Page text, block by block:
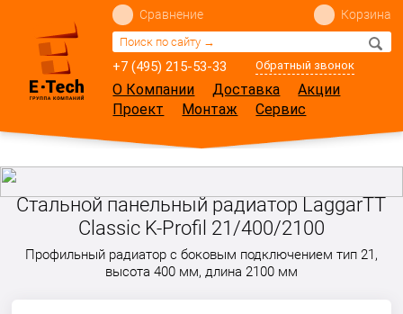
+7 (495) 215-53-33 Обратный звонок
Сравнение Корзина
О Компании Доставка
Акции
Проект
Монтаж Сервис
Стальной панельный радиатор LaggarTT
Classic K-Profil 21/400/2100
Профильный радиатор с боковым подключением тип 21,
высота 400 мм, длина 2100 мм